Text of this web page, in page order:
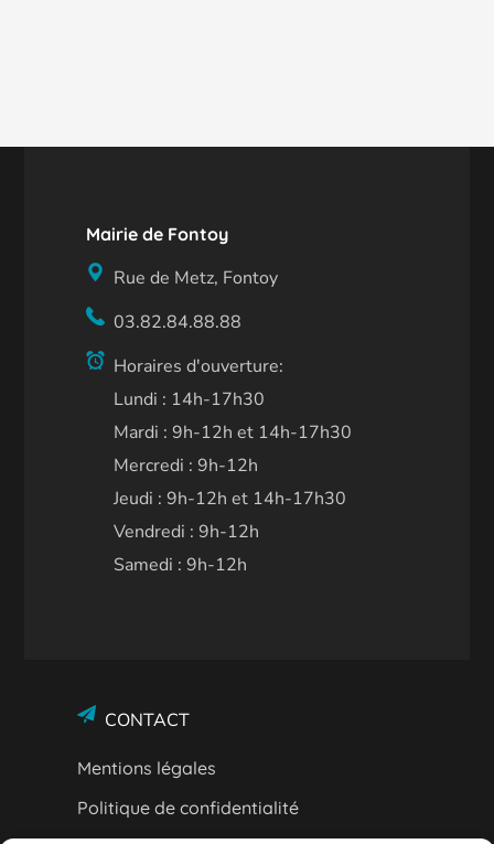
Mairie de Fontoy
Rue de Metz, Fontoy
03.82.84.88.88
Horaires d'ouverture:
Lundi : 14h-17h30
Mardi : 9h-12h et 14h-17h30
Mercredi : 9h-12h
Jeudi : 9h-12h et 14h-17h30
Vendredi : 9h-12h
Samedi : 9h-12h
CONTACT
Mentions légales
Politique de confidentialité